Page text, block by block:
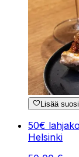
Lisää
50€
Helsinki